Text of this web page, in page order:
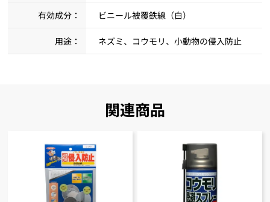
有効成分： ビニール被覆鉄線（白）
用途： ネズミ、コウモリ、小動物の侵入防止
関連商品